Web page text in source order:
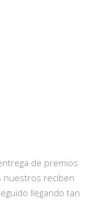
de premios
nuestros reciben
llegando tan